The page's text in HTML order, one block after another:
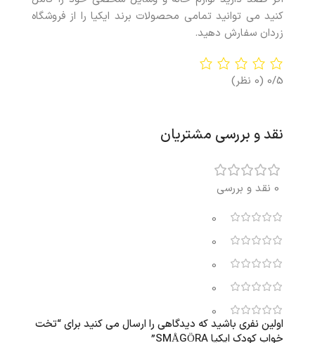
کنید می توانید تمامی محصولات برند ایکیا را از فروشگاه
زردان سفارش دهید.
0/5 (0 نظر)
نقد و بررسی مشتریان
0 نقد و بررسی
0
0
0
0
0
اولین نفری باشید که دیدگاهی را ارسال می کنید برای “تخت
خواب کودک ایکیا SMÅGÖRA”